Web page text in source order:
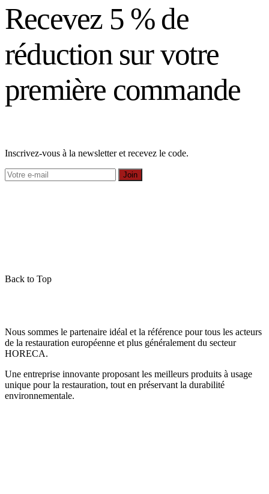
Recevez 5 % de
réduction sur votre
première commande
Inscrivez-vous à la newsletter et recevez le code.
Join
Back to Top
Nous sommes le partenaire idéal et la référence pour tous les acteurs
de la restauration européenne et plus généralement du secteur
HORECA.
Une entreprise innovante proposant les meilleurs produits à usage
unique pour la restauration, tout en préservant la durabilité
environnementale.